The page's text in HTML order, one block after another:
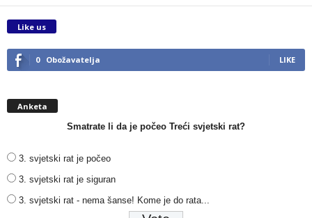
Like us
0 Obožavatelja LIKE
Anketa
Smatrate li da je počeo Treći svjetski rat?
3. svjetski rat je počeo
3. svjetski rat je siguran
3. svjetski rat - nema šanse! Kome je do rata...